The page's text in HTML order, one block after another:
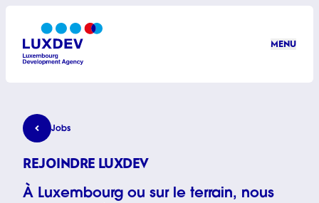
MENU
Rejoindre LuxDev
Jobs
REJOINDRE LUXDEV
À Luxembourg ou sur le terrain, nous